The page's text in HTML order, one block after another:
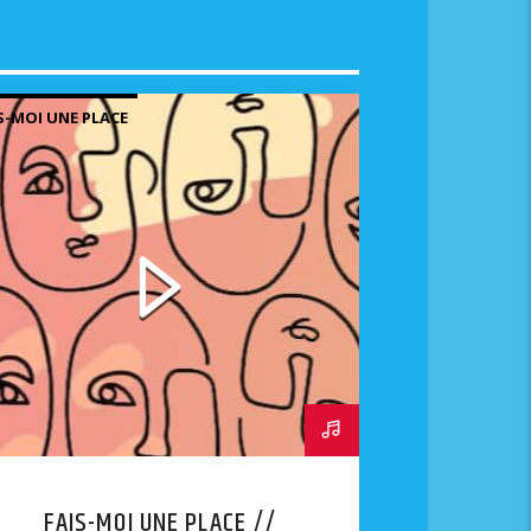
MOI UNE PLACE